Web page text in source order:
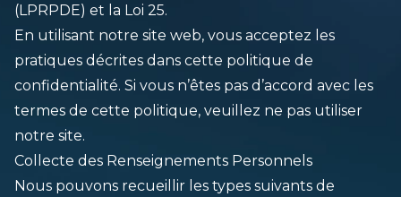
(LPRPDE) et la Loi 25.
En utilisant notre site web, vous acceptez les
pratiques décrites dans cette politique de
confidentialité. Si vous n’êtes pas d’accord avec les
termes de cette politique, veuillez ne pas utiliser
notre site.
Collecte des Renseignements Personnels
Nous pouvons recueillir les types suivants de